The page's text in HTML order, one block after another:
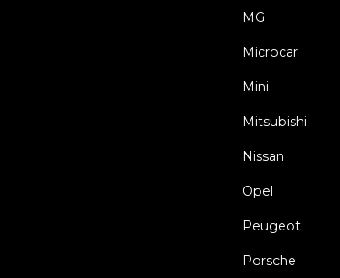
MG
Microcar
Mini
Mitsubishi
Nissan
Opel
Peugeot
Porsche